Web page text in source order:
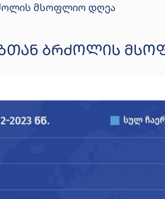
მსოფლიო დღეა
ᲑᲠᲫᲝᲚᲘᲡ